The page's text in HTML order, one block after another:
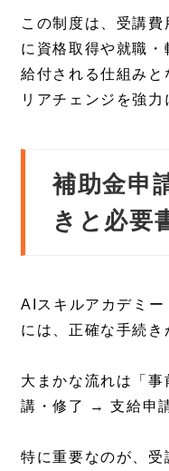
この制度は、受講
に資格取得や就職
給付される仕組みと
リアチェンジを強力
補助金申
きと必要
AIスキルアカデミー
には、正確な手続き
大まかな流れは「
講・修了 → 支給申
特に重要なのが、